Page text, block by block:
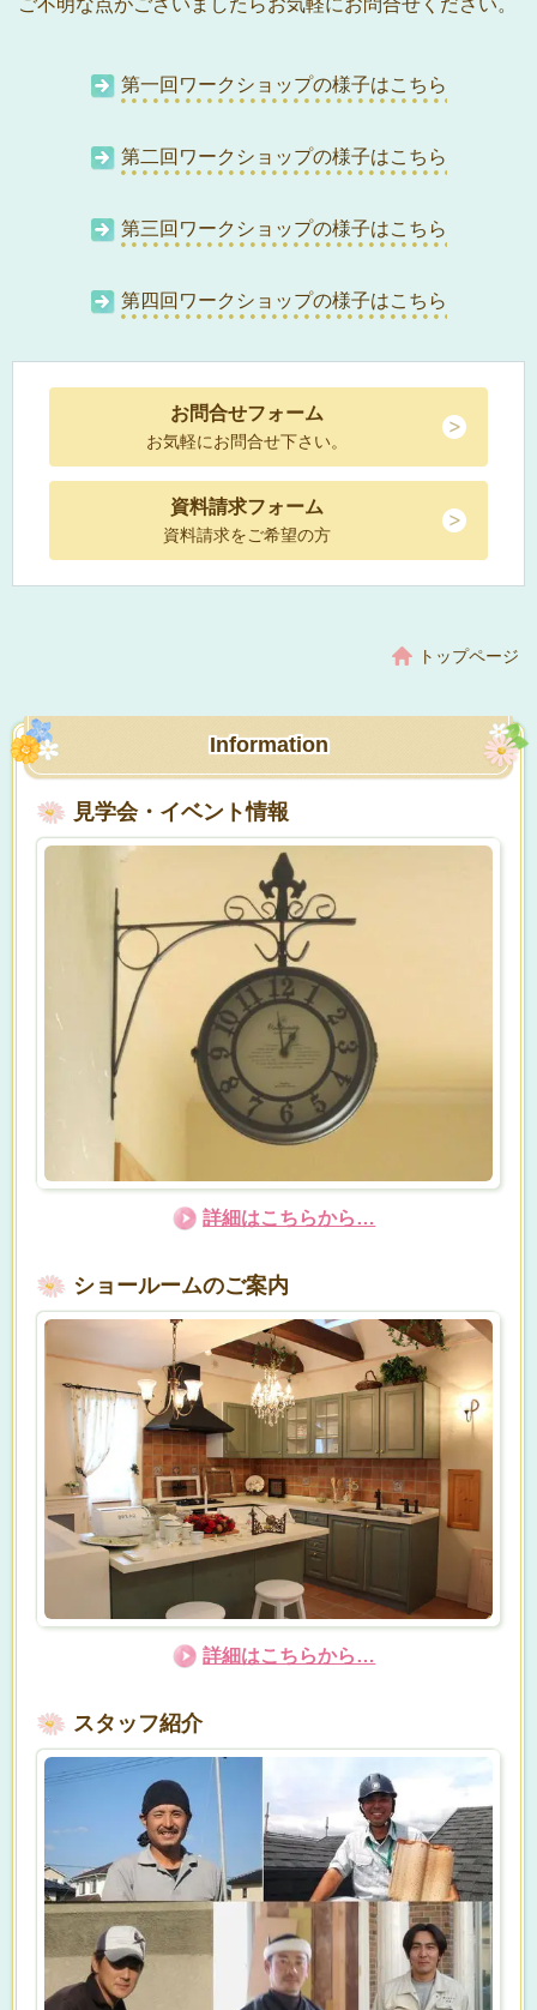
ご不明な点がございましたらお気軽にお問合せください。
第一回ワークショップの様子はこちら
第二回ワークショップの様子はこちら
第三回ワークショップの様子はこちら
第四回ワークショップの様子はこちら
お問合せフォーム
お気軽にお問合せ下さい。
資料請求フォーム
資料請求をご希望の方
トップページ
Information
見学会・イベント情報
詳細はこちらから…
ショールームのご案内
詳細はこちらから…
スタッフ紹介